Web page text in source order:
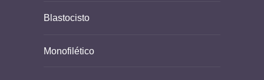
Blastocisto
Monofilético